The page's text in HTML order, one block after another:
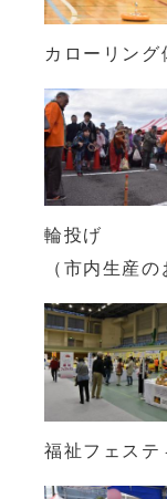
カローリング
輪投げ
（市内生産
福祉フェステ